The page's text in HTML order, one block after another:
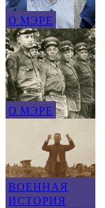
О МЭРЕ
О МЭРЕ
ВОЕННАЯ
ИСТОРИЯ